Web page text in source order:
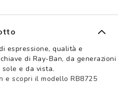
espressione, qualità e
di Ray-Ban, da generazioni
e da vista.
e scopri il modello RB8725